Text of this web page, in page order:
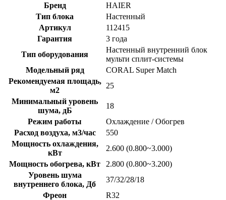
Бренд
HAIER
Тип блока
Настенный
Артикул
112415
Гарантия
3 года
Тип оборудования
Настенный внутренний блок
мульти сплит-системы
Модельный ряд
CORAL Super Match
Рекомендуемая площадь,
м2
25
Минимальный уровень
шума, дБ
18
Режим работы
Охлаждение / Обогрев
Расход воздуха, м3/час
550
Мощность охлаждения,
кВт
2.600 (0.800~3.000)
Мощность обогрева, кВт
2.800 (0.800~3.200)
Уровень шума
внутреннего блока, Дб
37/32/28/18
Фреон
R32